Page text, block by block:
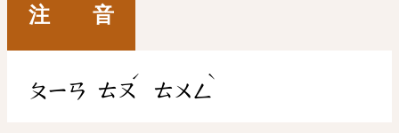
注 音
ㄆㄧㄢ ㄊㄡ
ˊ
ㄊㄨㄥ
ˋ